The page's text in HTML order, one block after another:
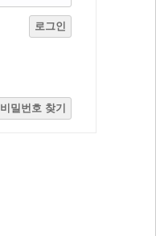
로그인
비밀번호 찾기